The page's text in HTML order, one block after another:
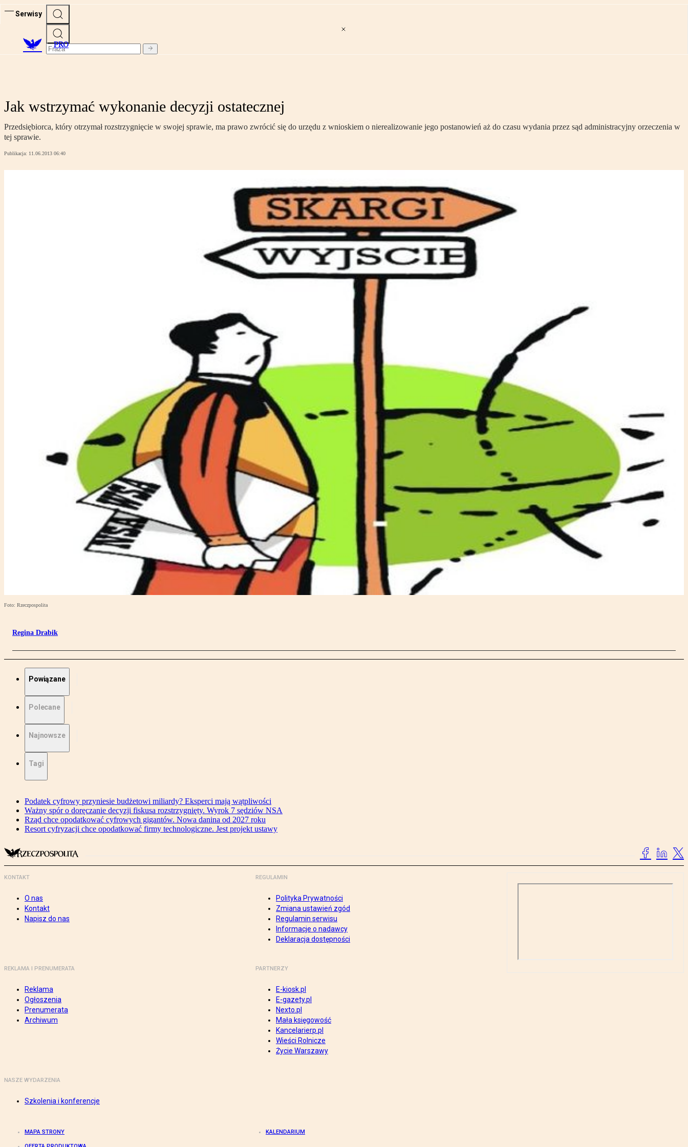
Serwisy
PRO
Jak wstrzymać wykonanie decyzji ostatecznej
Przedsiębiorca, który otrzymał rozstrzygnięcie w swojej sprawie, ma prawo zwrócić się do urzędu z wnioskiem o nierealizowanie jego postanowień aż do czasu wydania przez sąd administracyjny orzeczenia w
tej sprawie.
Publikacja: 11.06.2013 06:40
Foto: Rzeczpospolita
Regina Drabik
Powiązane
Polecane
Najnowsze
Tagi
Podatek cyfrowy przyniesie budżetowi miliardy? Eksperci mają wątpliwości
Ważny spór o doręczanie decyzji fiskusa rozstrzygnięty. Wyrok 7 sędziów NSA
Rząd chce opodatkować cyfrowych gigantów. Nowa danina od 2027 roku
Resort cyfryzacji chce opodatkować firmy technologiczne. Jest projekt ustawy
KONTAKT
O nas
Kontakt
Napisz do nas
REGULAMIN
Polityka Prywatności
Zmiana ustawień zgód
Regulamin serwisu
Informacje o nadawcy
Deklaracja dostępności
REKLAMA I PRENUMERATA
Reklama
Ogłoszenia
Prenumerata
Archiwum
PARTNERZY
E-kiosk.pl
E-gazety.pl
Nexto.pl
Mała księgowość
Kancelarierp.pl
Wieści Rolnicze
Życie Warszawy
NASZE WYDARZENIA
Szkolenia i konferencje
MAPA STRONY KALENDARIUM